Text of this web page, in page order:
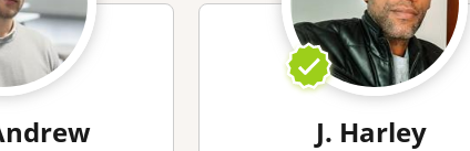
J. Harley